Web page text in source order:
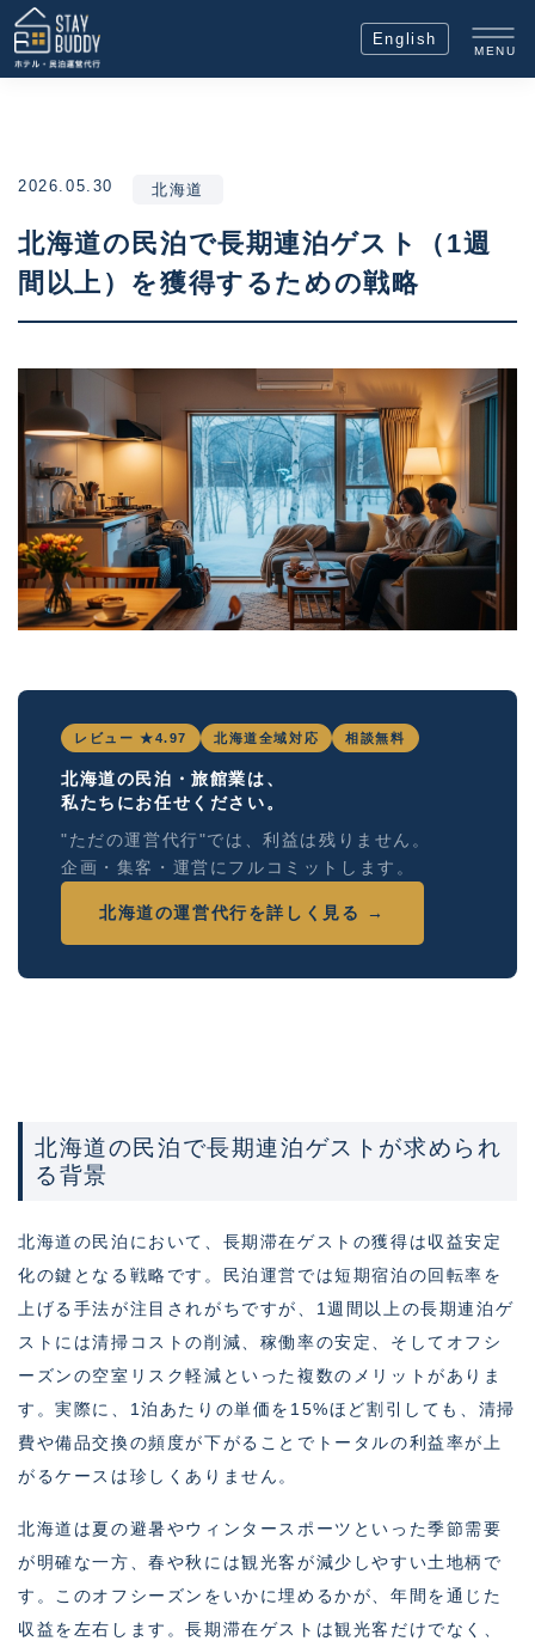
English
MENU
2026.05.30 北海道
北海道の民泊で長期連泊ゲスト（1週
間以上）を獲得するための戦略
レビュー ★4.97 北海道全域対応 相談無料
北海道の民泊・旅館業は、
私たちにお任せください。
"ただの運営代行"では、利益は残りません。
企画・集客・運営にフルコミットします。
北海道の運営代行を詳しく見る →
北海道の民泊で長期連泊ゲストが求められ
る背景
北海道の民泊において、長期滞在ゲストの獲得は収益安定
化の鍵となる戦略です。民泊運営では短期宿泊の回転率を
上げる手法が注目されがちですが、1週間以上の長期連泊ゲ
ストには清掃コストの削減、稼働率の安定、そしてオフシ
ーズンの空室リスク軽減といった複数のメリットがありま
す。実際に、1泊あたりの単価を15%ほど割引しても、清掃
費や備品交換の頻度が下がることでトータルの利益率が上
がるケースは珍しくありません。
北海道は夏の避暑やウィンタースポーツといった季節需要
が明確な一方、春や秋には観光客が減少しやすい土地柄で
す。このオフシーズンをいかに埋めるかが、年間を通じた
収益を左右します。長期滞在ゲストは観光客だけでなく、